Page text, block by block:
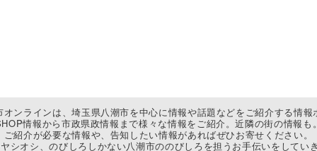
オンラインは、埼玉県八潮市を中心に情報や話題などをご紹介する情報
情報から市政県政情報まで様々な情報をご紹介。近隣の街の情報も。
ご紹介が必要な情報や、告知したい情報があればぜひお寄せください。
シオシ、のびしろしかない八潮市ののびしろを担うお手伝いをしてい